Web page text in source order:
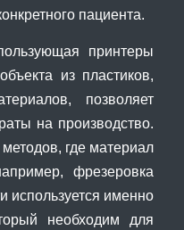
пациента.
принтеры
из пластиков,
позволяет
на производство.
где материал
фрезеровка
используется именно
необходим для